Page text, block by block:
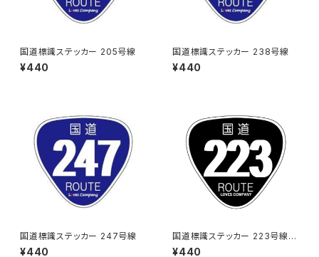
国道標識ステッカー 205号線
¥440
国道標識ステッカー 238号線
¥440
国道標識ステッカー 247号線
¥440
国道標識ステッカー 223号線
（ブラック）
¥440